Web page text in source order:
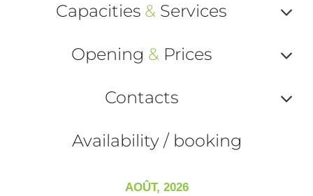
ou
Capacities & Services
ou
Opening &Prices
ou
Contacts
Availability / booking
AOÛT, 2026